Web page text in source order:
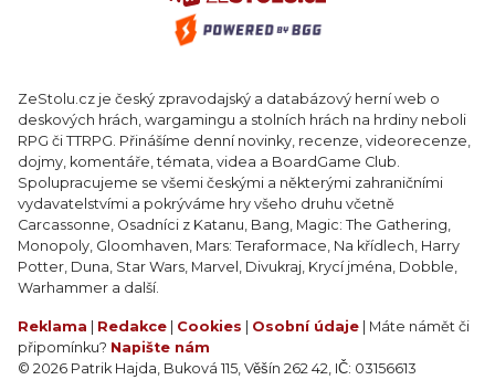
ZeStolu.cz je český zpravodajský a databázový herní web o
deskových hrách, wargamingu a stolních hrách na hrdiny neboli
RPG či TTRPG. Přinášíme denní novinky, recenze, videorecenze,
dojmy, komentáře, témata, videa a BoardGame Club.
Spolupracujeme se všemi českými a některými zahraničními
vydavatelstvími a pokrýváme hry všeho druhu včetně
Carcassonne, Osadníci z Katanu, Bang, Magic: The Gathering,
Monopoly, Gloomhaven, Mars: Teraformace, Na křídlech, Harry
Potter, Duna, Star Wars, Marvel, Divukraj, Krycí jména, Dobble,
Warhammer a další.
Reklama Redakce Cookies Osobní údaje | Máte námět či
připomínku? Napište nám
© 2026 Patrik Hajda, Buková 115, Věšín 262 42, IČ: 03156613